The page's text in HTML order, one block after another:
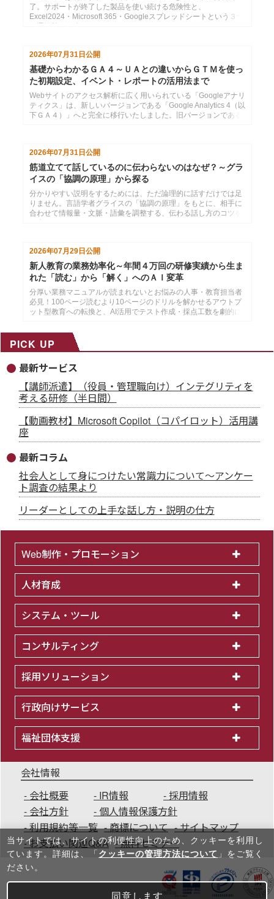
了。サポートが終了した製品を使い続ける危険性と、
Excel2024・Microsoft 365・Googleスプレッドシートという３つ
2026年07月31日公開
基礎からわかるＧＡ４～ＵＡとの違いからＧＴＭを使っ
た初期設定、イベント・レポートの活用法まで
Webサイトのアクセス解析に広く用いられている「Googleアナリ
ティクス」は、新しいバージョンである「Google Analytics 4（以
下ＧＡ４）」へと完全に移行いたしました。旧バージョンである
2026年07月31日 公開
筋道立てて話しているのに伝わらないのはなぜ？～グラ
イスの「協調の原理」から探る
分かりやすい説明をするためには、ただ論理的に話すだけでは足
りません。言語学者グライスの「協調の原理」をもとに、相手に
合わせて情報量・文脈・語彙を調整する、伝わる話し方のコツを
2026年07月29日公開
新人教育の業務効率化～年間４万回の研修実績から生ま
れた「読む」から「解く」へのＡＩ変革
分厚い業務マニュアルが読まれないとお悩みの人事・教育担当者
必見！100ページ読むより10ページのドリルを解かせるアウトプ
ット型教育への転換と、AI活用でテスト作成・採点工数を劇的に
PICK UP
最新サービス
【講師派遣】（役員・管理職向け）インテグリティを
考える研修（半日間）
【動画教材】Microsoft Copilot（コパイロット）活用講
座
最新コラム
社会人として身につけたい常識力について～アンケー
ト調査の結果より
リーダーとしての上手な話し方・説明の仕方
Web制作・プロモーション
人材育成
システム・ツール
コンサルティング
採用ソリューション
行政向けサービス
福祉団体支援
会社情報
会社概要
IR情報
採用情報
会社方針
個人情報保護方針
利用規約等一覧
商標について
サイトマップ
お支払い関連Q&A
無料セミナー
当サイトでは、サイトの利便性向上のため、クッキーを利⽤し
ています。詳細は、「 クッキーの管理方法について 」をご覧く
ださい。
同意します